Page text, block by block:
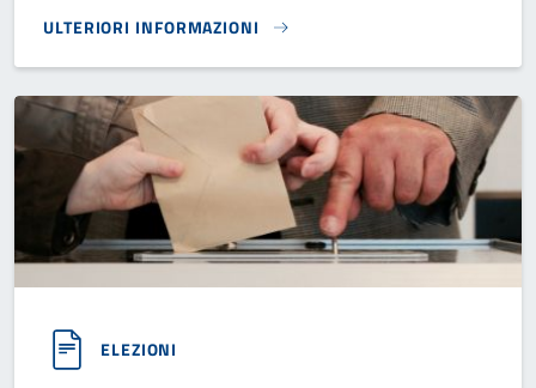
ULTERIORI INFORMAZIONI
ELEZIONI DEL SINDACO E DEL CONSIGLIO COMUNALE}
ELEZIONI